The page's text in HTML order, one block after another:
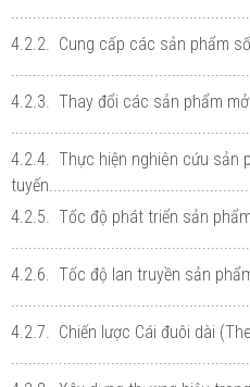
4.2.2. Cung cấp các sản phẩm số
4.2.3. Thay đổi các sản phẩm
4.2.4. Thực hiện nghiên cứu sản
4.2.5. Tốc độ phát triển sản
4.2.6. Tốc độ lan truyền sản
4.2.7. Chiến lược Cái đuôi dài